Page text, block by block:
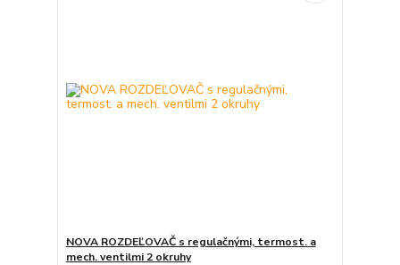
NOVA ROZDEĽOVAČ s regulačnými, termost. a
mech. ventilmi 2 okruhy